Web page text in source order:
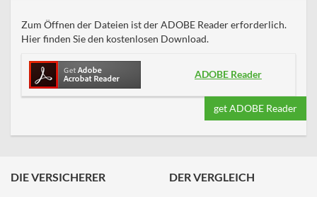
Zum Öffnen der Dateien ist der ADOBE Reader erforderlich.
Hier finden Sie den kostenlosen Download.
ADOBE Reader
get ADOBE Reader
DIE VERSICHERER DER VERGLEICH